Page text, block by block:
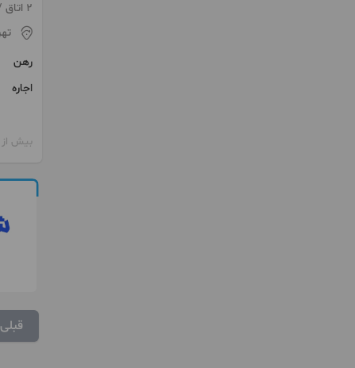
2 اتاق / طبقه 3 / ساخت 1394
رهن
اجاره
بیش از 12 ماه پیش
قبلی